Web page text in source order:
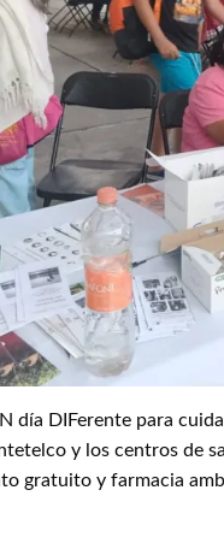
día DIFerente para
y los centros de
gratuito y farmacia